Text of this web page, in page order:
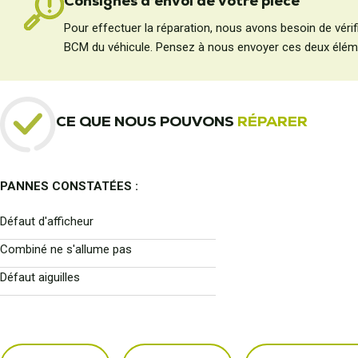
Pour effectuer la réparation, nous avons besoin de
BCM du véhicule. Pensez à nous envoyer ces deux
CE QUE NOUS POUVONS RÉPARER
PANNES CONSTATÉES :
Défaut d'afficheur
Combiné ne s'allume pas
Défaut aiguilles